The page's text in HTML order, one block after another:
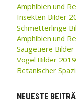
Amphibien und
Insekten Bilder
Schmetterlinge
Amphibien und
Säugetiere
Vögel Bilder 2019
Botanischer
NEUESTE